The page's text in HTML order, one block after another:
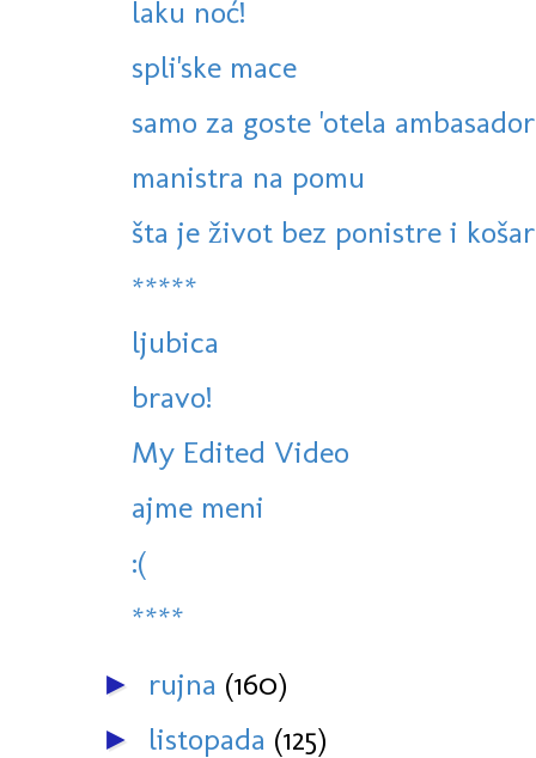
laku noć!
spli'ske mace
samo za goste 'otela ambasador
manistra na pomu
šta je život bez ponistre i
*****
ljubica
bravo!
My Edited Video
ajme meni
:(
****
► rujna (160)
► listopada (125)